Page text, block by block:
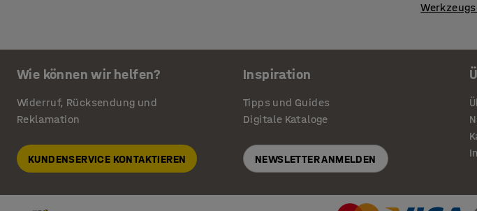
Wie können wir helfen?
Widerruf, Rücksendung und
Reklamation
KUNDENSERVICE KONTAKTIEREN
Inspiration
Tipps und Guides
Digitale Kataloge
NEWSLETTER ANMELDEN